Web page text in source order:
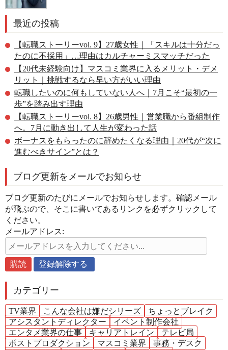
最近の投稿
【転職ストーリーvol. 9】27歳女性｜「スキルは十分だっ
たのに不採用」…理由はカルチャーミスマッチだった
【20代未経験向け】マスコミ業界に入るメリット・デメ
リット｜挑戦するなら早い方がいい理由
転職したいのに何もしていない人へ｜7月こそ“最初の一
歩”を踏み出す理由
【転職ストーリーvol. 8】26歳男性｜営業職から番組制作
へ。7月に動き出して人生が変わった話
ボーナスをもらったのに辞めたくなる理由｜20代が“次に
進むべきサイン”とは？
ブログ更新をメールでお知らせ
ブログ更新のたびにメールでお知らせします。確認メール
が飛ぶので、そこに書いてあるリンクを必ずクリックして
ください。
メールアドレス:
カテゴリー
TV業界 こんな会社は嫌だシリーズ
ちょっとブレイク
アシスタントディレクター
イベント制作会社
エンタメ業界の仕事
キャリアトレイン
テレビ局
ポストプロダクション
マスコミ業界
事務・デスク